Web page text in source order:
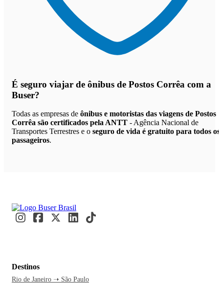
É seguro viajar de ônibus de Postos Corrêa com a
Buser?
Todas as empresas de ônibus e motoristas das viagens de Postos
Corrêa são certificados pela ANTT - Agência Nacional de
Transportes Terrestres e o seguro de vida é gratuito para todos
passageiros.
Destinos
Rio de Janeiro ➝ São Paulo